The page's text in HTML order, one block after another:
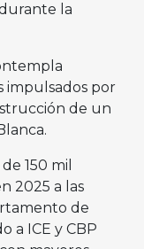
la
impulsados por
de un
150 mil
2025 a las
de
a ICE y CBP